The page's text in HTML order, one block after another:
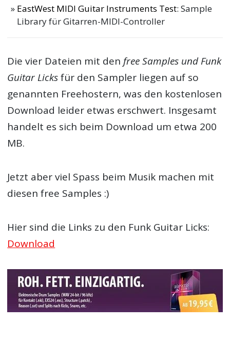
EastWest MIDI Guitar Instruments Test: Sample
Library für Gitarren-MIDI-Controller
Die vier Dateien mit denfree Samples und Funk
Guitar Licksfür den Sampler liegen auf so
genannten Freehostern, was den kostenlosen
Download leider etwas erschwert. Insgesamt
handelt es sich beim Download um etwa 200
MB.
Jetzt aber viel Spass beim Musik machen mit
diesen free Samples :)
Hier sind die Links zu den Funk Guitar Licks:
Download